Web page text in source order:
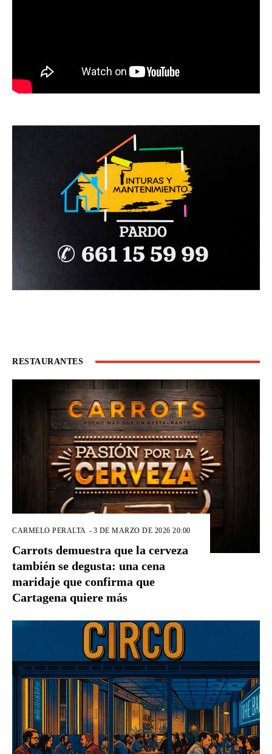
RESTAURANTES
CARMELO PERALTA - 3 DE MARZO DE 2026 20:00
Carrots demuestra que la cerveza
también se degusta: una cena
maridaje que confirma que
Cartagena quiere más